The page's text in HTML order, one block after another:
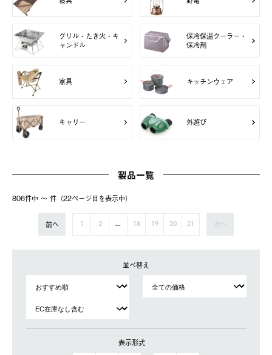
グリル・たき火・キ
ャンドル
保冷保温クーラー・
保冷剤
家具 キッチンウェア
キャリー 外遊び
製品一覧
806件中 〜 件（22ページ⽬を表⽰中）
前へ 2 ... 18 19 20 21 次へ
並べ替え
表示形式